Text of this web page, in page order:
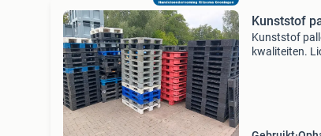
Kunststof
Kunststof
kwaliteiten.